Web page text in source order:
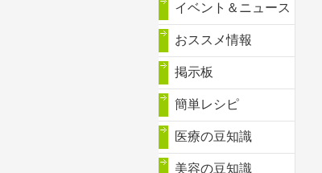
イベント＆ニュース
おススメ情報
掲示板
簡単レシピ
医療の豆知識
美容の豆知識